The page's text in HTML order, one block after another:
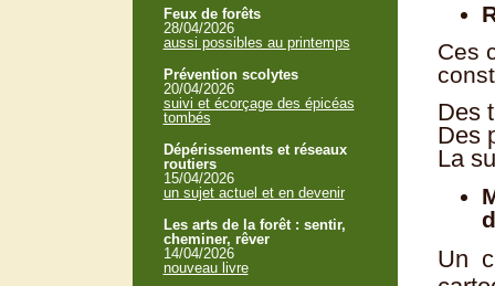
Ces
Des
Des
La
Un
Feux de forêts
28/04/2026
aussi possibles au printemps
Prévention scolytes
20/04/2026
suivi et écorçage des épicéas
tombés
Dépérissements et réseaux
routiers
15/04/2026
un sujet actuel et en devenir
Les arts de la forêt : sentir,
cheminer, rêver
14/04/2026
nouveau livre